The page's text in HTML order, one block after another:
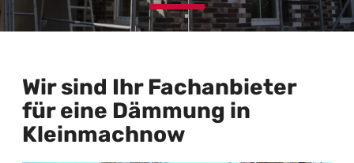
Wir sind Ihr Fachanbieter
für eine Dämmung in
Kleinmachnow